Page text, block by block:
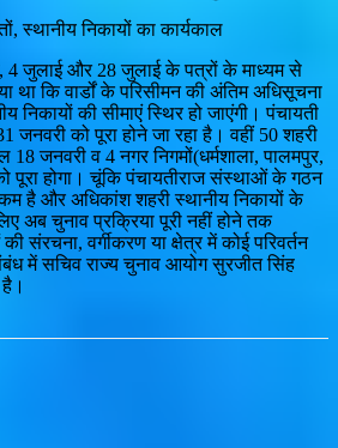
स्थानीय निकायों का कार्यकाल
4 जुलाई और 28 जुलाई के पत्रों के माध्यम से
था कि वार्डों के परिसीमन की अंतिम अधिसूचना
निकायों की सीमाएं स्थिर हो जाएंगी। पंचायती
जनवरी को पूरा होने जा रहा है। वहीं 50 शहरी
18 जनवरी व 4 नगर निगमों(धर्मशाला, पालमपुर,
पूरा होगा। चूंकि पंचायतीराज संस्थाओं के गठन
है और अधिकांश शहरी स्थानीय निकायों के
अब चुनाव प्रक्रिया पूरी नहीं होने तक
संरचना, वर्गीकरण या क्षेत्र में कोई परिवर्तन
में सचिव राज्य चुनाव आयोग सुरजीत सिंह